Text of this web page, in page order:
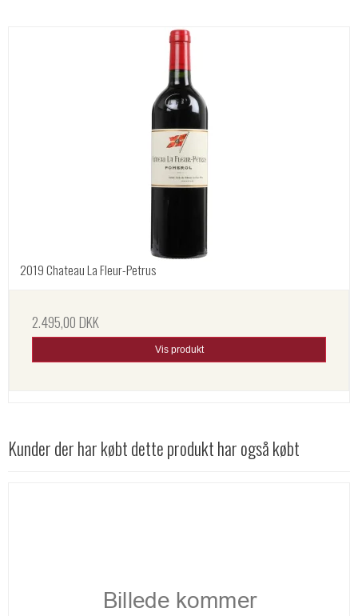
2019 Chateau La Fleur-Petrus
2.495,00 DKK
Vis produkt
Kunder der har købt dette produkt har også købt